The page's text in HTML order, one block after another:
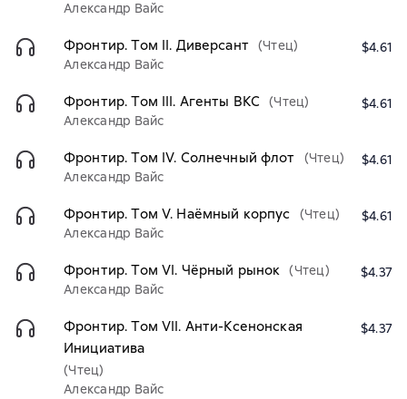
Александр Вайс
Фронтир. Том II. Диверсант (Чтец)
Александр Вайс
$4.61
Фронтир. Том III. Агенты ВКС (Чтец)
Александр Вайс
$4.61
Фронтир. Том IV. Солнечный флот
(Чтец)
Александр Вайс
$4.61
Фронтир. Том V. Наёмный корпус
(Чтец)
Александр Вайс
$4.61
Фронтир. Том VI. Чёрный рынок (Чтец)
Александр Вайс
$4.37
Фронтир. Том VII. Анти-Ксенонская
Инициатива
(Чтец)
Александр Вайс
$4.37